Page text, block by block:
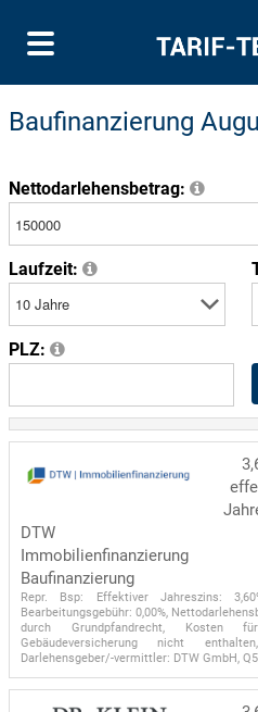
Baufinanzierung
Nettodarlehensbetrag:
Laufzeit:
PLZ:
DTW
Immobilienfinanzierung
Baufinanzierung
Repr. Bsp: Effektiver Jahreszins:
Bearbeitungsgebühr: 0,00%,
durch Grundpfandrecht, Kosten
Gebäudeversicherung nicht
Darlehensgeber/-vermittler: DTW GmbH,